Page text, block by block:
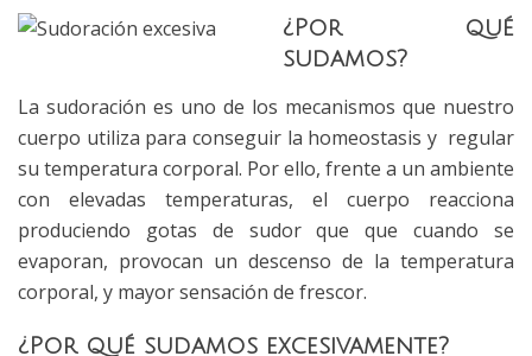
¿Por qué
sudamos?
La sudoración es uno de los mecanismos que nuestro
cuerpo utiliza para conseguir la homeostasis y regular
su temperatura corporal. Por ello, frente a un ambiente
con elevadas temperaturas, el cuerpo reacciona
produciendo gotas de sudor que que cuando se
evaporan, provocan un descenso de la temperatura
corporal, y mayor sensación de frescor.
¿Por qué sudamos excesivamente?